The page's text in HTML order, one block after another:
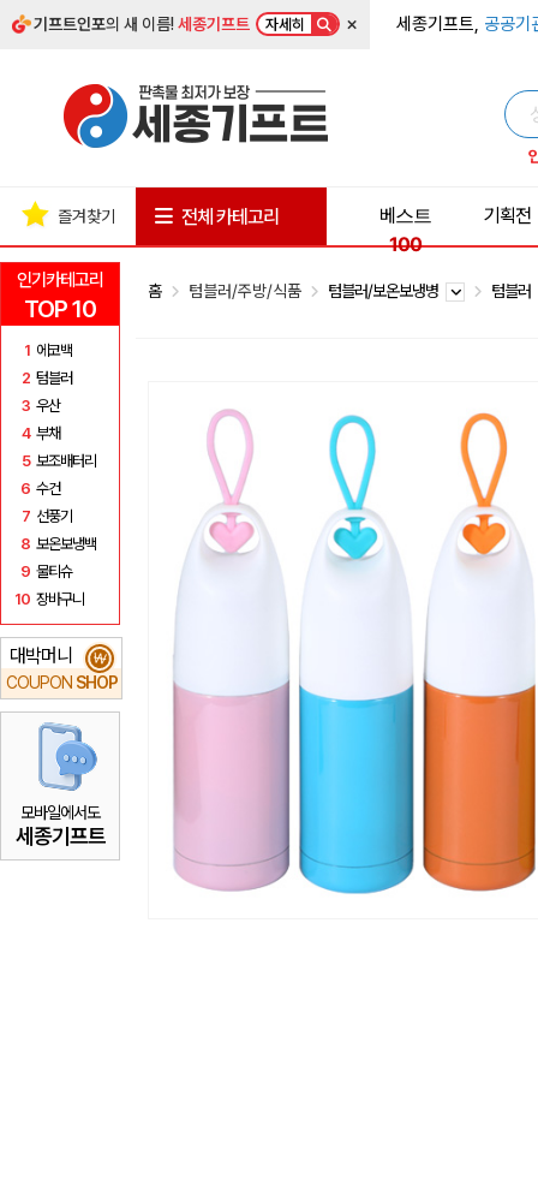
기프트인포의 새 이름!세종기프트 자세히 × 세종기프트, 공공기
인기카테고리
TOP 10
1 에코백
2 텀블러
3 우산
4 부채
5 보조배터리
6 수건
7 선풍기
8 보온보냉백
9 물티슈
10 장바구니
대박머니
COUPON SHOP
₩
모바일에서도
세종기프트
즐겨찾기 전체 카테고리
베스트
100
기획전
홈 텀블러/주방/식품 텀블러/보온보냉병 텀블러